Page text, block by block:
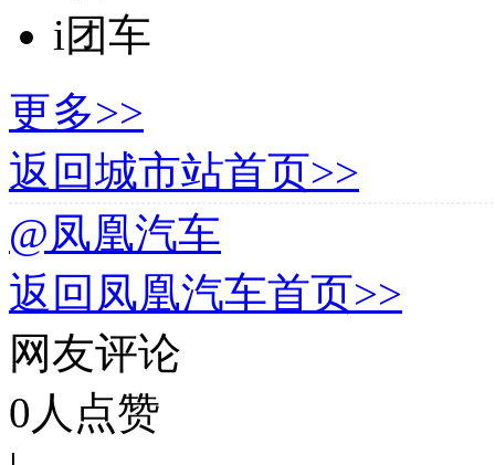
i团车
更多>>
返回城市站首页>>
@凤凰汽车
返回凤凰汽车首页>>
网友评论
0 人点赞